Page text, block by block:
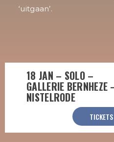
‘uitgaan’.
18 JAN – SOLO –
GALLERIE BERNHEZE
NISTELRODE
TICKETS